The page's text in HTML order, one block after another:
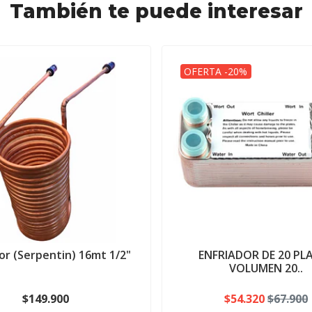
También te puede interesar
(Serpentin) 16mt 1/2"
$149.900
OFERTA -20%
ENFRIADOR DE 20
VOLUMEN 20..
$54.320$67.900